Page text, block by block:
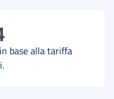
base alla tariffa